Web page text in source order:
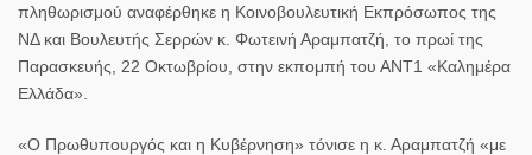
πληθωρισμού αναφέρθηκε η Κοινοβουλευτική Εκπρόσωπος της
ΝΔ και Βουλευτής Σερρών κ. Φωτεινή Αραμπατζή , το πρωί της
Παρασκευής, 22 Οκτωβρίου, στην εκπομπή του ΑΝΤ1 «Καλημέρα
Ελλάδα».
«Ο Πρωθυπουργός και η Κυβέρνηση» τόνισε η κ. Αραμπατζή «με